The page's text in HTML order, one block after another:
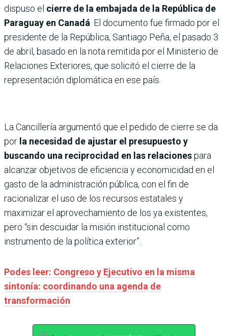
dispuso el cierre de la embajada de la República de
Paraguay en Canadá . El documento fue firmado por el
presidente de la República, Santiago Peña, el pasado 3
de abril, basado en la nota remitida por el Ministerio de
Relaciones Exteriores, que solicitó el cierre de la
representación diplomática en ese país.
La Cancillería argumentó que el pedido de cierre se da
por la necesidad de ajustar el presupuesto y
buscando una reciprocidad en las relacionespara
alcanzar objetivos de eficiencia y economicidad en el
gasto de la administración pública, con el fin de
racionalizar el uso de los recursos estatales y
maximizar el aprovechamiento de los ya existentes,
pero “sin descuidar la misión institucional como
instrumento de la política exterior”.
Podes leer: Congreso y Ejecutivo en la misma
sintonía: coordinando una agenda de
transformación